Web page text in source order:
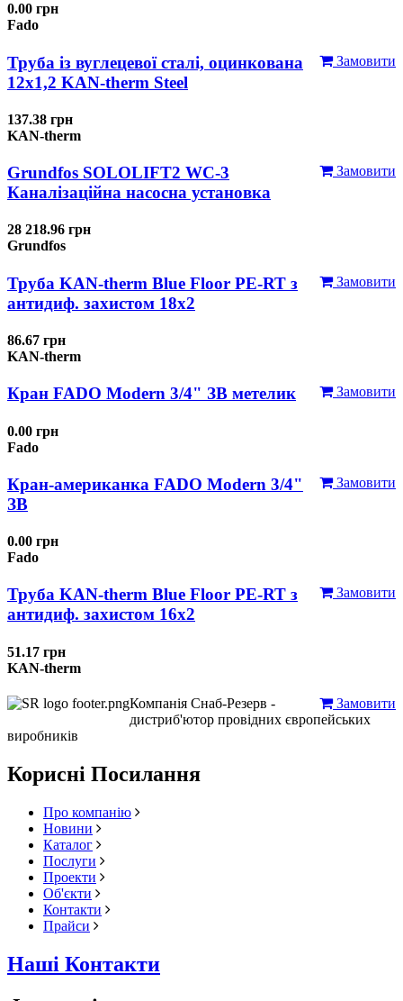
0.00 грн
Fado
Замовити
Труба із вуглецевої сталі, оцинкована
12x1,2 KAN-therm Steel
137.38 грн
KAN-therm
Замовити
Grundfos SOLOLIFT2 WC-3
Каналізаційна насосна установка
28 218.96 грн
Grundfos
Замовити
Труба KAN-therm Blue Floor PE-RT з
антидиф. захистом 18х2
86.67 грн
KAN-therm
Замовити
Кран FADO Modern 3/4" ЗВ метелик
0.00 грн
Fado
Замовити
Кран-американка FADO Modern 3/4"
ЗВ
0.00 грн
Fado
Замовити
Труба KAN-therm Blue Floor PE-RT з
антидиф. захистом 16х2
51.17 грн
KAN-therm
Замовити
Компанія Снаб-Резерв -
дистриб'ютор провідних європейських
виробників
Корисні Посилання
Про компанію
Новини
Каталог
Послуги
Проекти
Об'єкти
Контакти
Прайси
Наші Контакти